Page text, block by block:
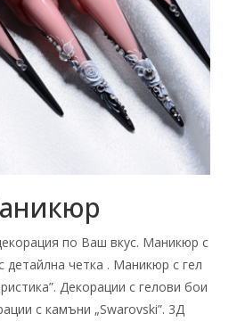
по Ваш вкус. Маникюр с
детайлна четка . Маникюр с гел
Декорации с гелови бои
с камъни „Swarovski”. 3Д